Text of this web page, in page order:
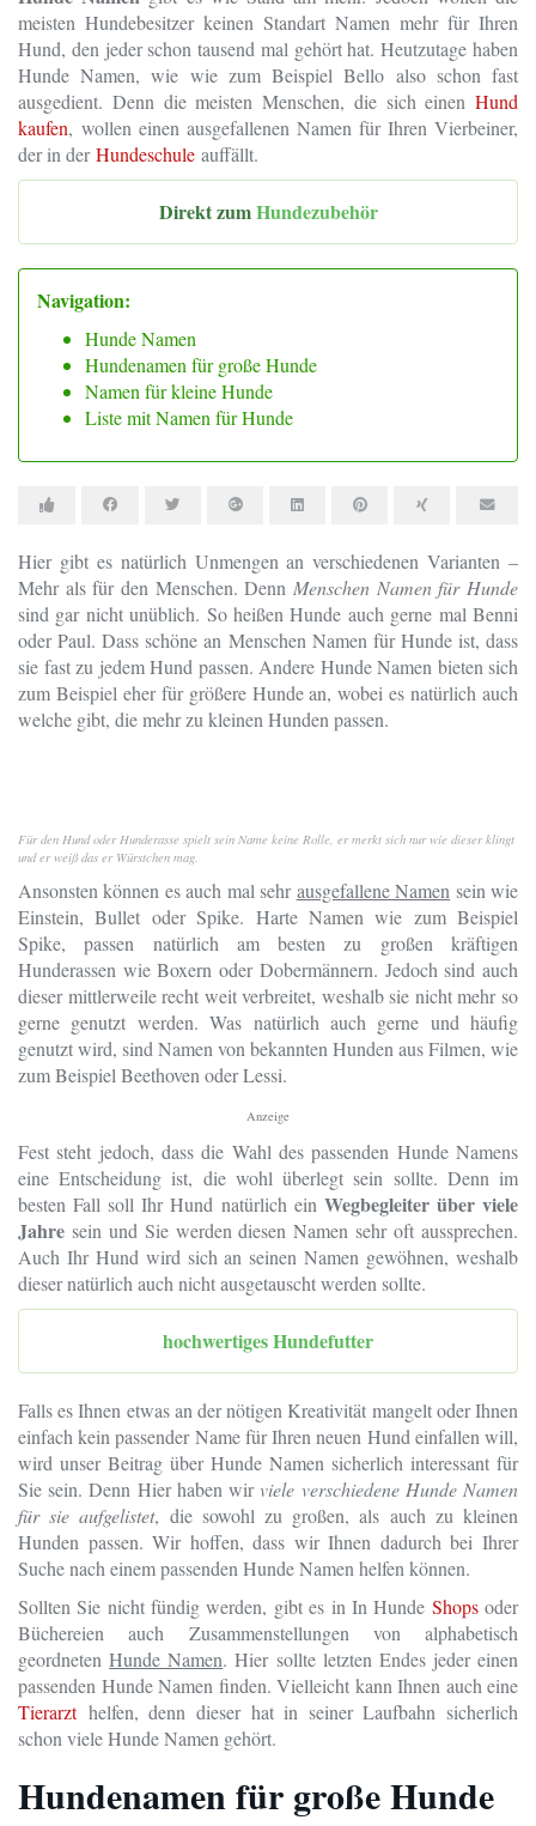
meisten Hundebesitzer keinen Standart Namen mehr für Ihren
Hund, den jeder schon tausend mal gehört hat. Heutzutage haben
Hunde Namen, wie wie zum Beispiel Bello also schon fast
ausgedient. Denn die meisten Menschen, die sich einen Hund
kaufen, wollen einen ausgefallenen Namen für Ihren Vierbeiner,
der in derHundeschule auffällt.
Direkt zumHundezubehör
Navigation:
Hunde Namen
Hundenamen für große Hunde
Namen für kleine Hunde
Liste mit Namen für Hunde
Hier gibt es natürlich Unmengen an verschiedenen Varianten –
Mehr als für den Menschen. Denn Menschen Namen für Hunde
sind gar nicht unüblich. So heißen Hunde auch gerne mal Benni
oder Paul. Dass schöne an Menschen Namen für Hunde ist, dass
sie fast zu jedem Hund passen. Andere Hunde Namen bieten sich
zum Beispiel eher für größere Hunde an, wobei es natürlich auch
welche gibt, die mehr zu kleinen Hunden passen.
Für den Hund oder Hunderasse spielt sein Name keine Rolle, er merkt sich nur wie dieser klingt
und er weiß das er Würstchen mag.
Ansonsten können es auch mal sehrausgefallene Namen sein wie
Einstein, Bullet oder Spike. Harte Namen wie zum Beispiel
Spike, passen natürlich am besten zu großen kräftigen
Hunderassen wie Boxern oder Dobermännern. Jedoch sind auch
dieser mittlerweile recht weit verbreitet, weshalb sie nicht mehr so
gerne genutzt werden. Was natürlich auch gerne und häufig
genutzt wird, sind Namen von bekannten Hunden aus Filmen, wie
zum Beispiel Beethoven oder Lessi.
Anzeige
Fest steht jedoch, dass die Wahl des passenden Hunde Namens
eine Entscheidung ist, die wohl überlegt sein sollte. Denn im
besten Fall soll Ihr Hund natürlich ein Wegbegleiter über viele
Jahre sein und Sie werden diesen Namen sehr oft aussprechen.
Auch Ihr Hund wird sich an seinen Namen gewöhnen, weshalb
dieser natürlich auch nicht ausgetauscht werden sollte.
hochwertiges Hundefutter
Falls es Ihnen etwas an der nötigen Kreativität mangelt oder Ihnen
einfach kein passender Name für Ihren neuen Hund einfallen will,
wird unser Beitrag über Hunde Namen sicherlich interessant für
Sie sein. Denn Hier haben wir viele verschiedene Hunde Namen
für sie aufgelistet, die sowohl zu großen, als auch zu kleinen
Hunden passen. Wir hoffen, dass wir Ihnen dadurch bei Ihrer
Suche nach einem passenden Hunde Namen helfen können.
Sollten Sie nicht fündig werden, gibt es in In Hunde Shopsoder
Büchereien auch Zusammenstellungen von alphabetisch
geordnetenHunde Namen. Hier sollte letzten Endes jeder einen
passenden Hunde Namen finden. Vielleicht kann Ihnen auch eine
Tierarzthelfen, denn dieser hat in seiner Laufbahn sicherlich
schon viele Hunde Namen gehört.
Hundenamen für große Hunde